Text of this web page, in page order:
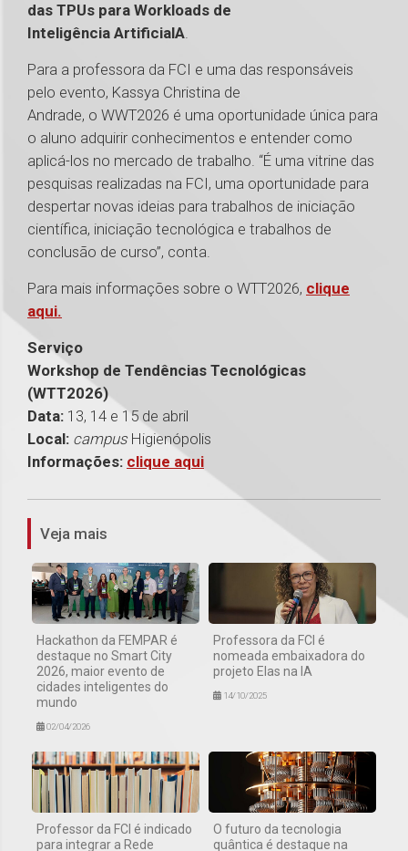
das TPUs para Workloads de
Inteligência ArtificialA.
Para a professora da FCI e uma das responsáveis
pelo evento, Kassya Christina de
Andrade, o WWT2026 é uma oportunidade única para
o aluno adquirir conhecimentos e entender como
aplicá-los no mercado de trabalho. “É uma vitrine das
pesquisas realizadas na FCI, uma oportunidade para
despertar novas ideias para trabalhos de iniciação
científica, iniciação tecnológica e trabalhos de
conclusão de curso”, conta.
Para mais informações sobre o WTT2026, clique
aqui.
Serviço
Workshop de Tendências Tecnológicas
(WTT2026)
Data: 13, 14 e 15 de abril
Local: campus Higienópolis
Informações: clique aqui1
Veja mais
Hackathon da FEMPAR é
destaque no Smart City
2026, maior evento de
cidades inteligentes do
mundo
02/04/2026
Professora da FCI é
nomeada embaixadora do
projeto Elas na IA
14/10/2025
Professor da FCI é indicado
para integrar a Rede
O futuro da tecnologia
quântica é destaque na